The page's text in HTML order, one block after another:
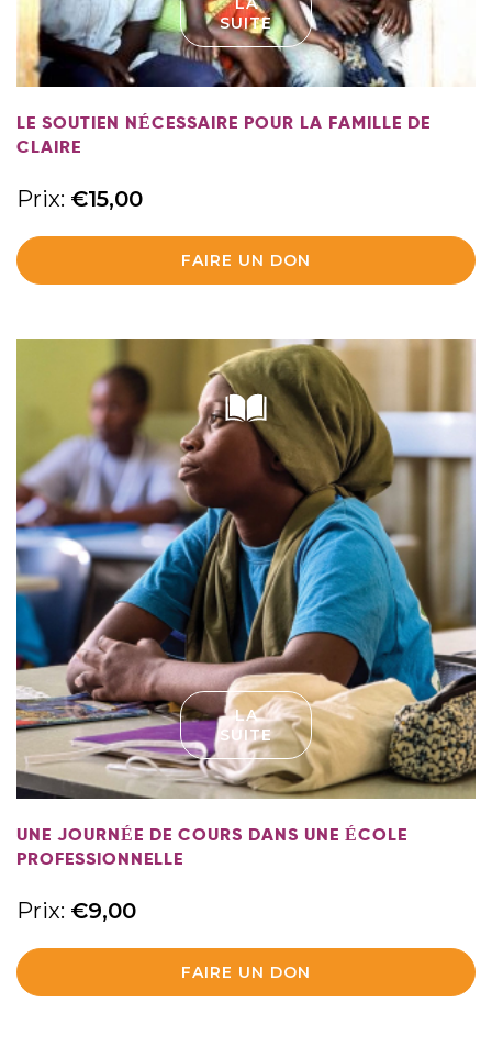
SUITE
LE SOUTIEN NÉCESSAIRE POUR LA FAMILLE DE
CLAIRE
Prix: €15,00
FAIRE UN DON
LA
SUITE
UNE JOURNÉE DE COURS DANS UNE ÉCOLE
PROFESSIONNELLE
Prix: €9,00
FAIRE UN DON